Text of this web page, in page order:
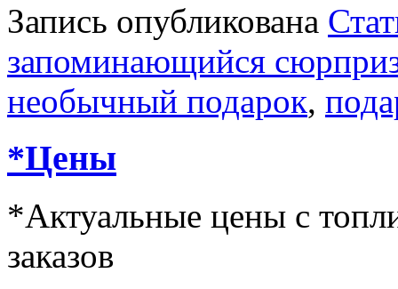
Запись опубликована
запоминающийся
необычный подарок,
*Цены
*Актуальные цены с
заказов